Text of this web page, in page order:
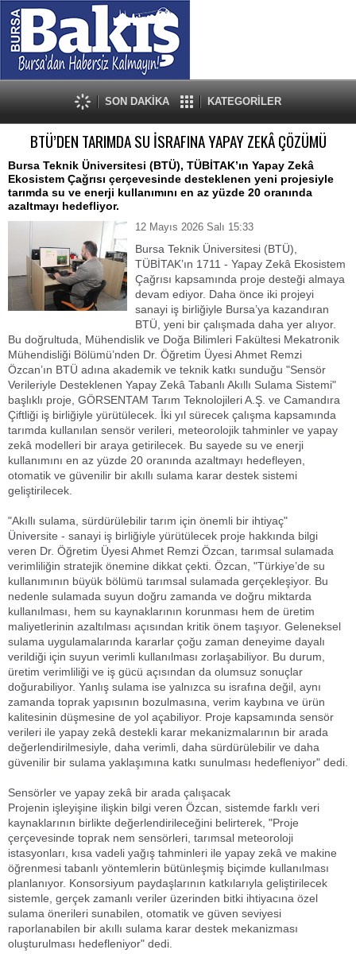
SON DAKİKA KATEGORİLER
BTÜ’DEN TARIMDA SU İSRAFINA YAPAY ZEKÂ ÇÖZÜMÜ
Bursa Teknik Üniversitesi (BTÜ), TÜBİTAK’ın Yapay Zekâ
Ekosistem Çağrısı çerçevesinde desteklenen yeni projesiyle
tarımda su ve enerji kullanımını en az yüzde 20 oranında
azaltmayı hedefliyor.
12 Mayıs 2026 Salı 15:33
Bursa Teknik Üniversitesi (BTÜ),
TÜBİTAK’ın 1711 - Yapay Zekâ Ekosistem
Çağrısı kapsamında proje desteği almaya
devam ediyor. Daha önce iki projeyi
sanayi iş birliğiyle Bursa’ya kazandıran
BTÜ, yeni bir çalışmada daha yer alıyor.
Bu doğrultuda, Mühendislik ve Doğa Bilimleri Fakültesi Mekatronik
Mühendisliği Bölümü’nden Dr. Öğretim Üyesi Ahmet Remzi
Özcan’ın BTÜ adına akademik ve teknik katkı sunduğu "Sensör
Verileriyle Desteklenen Yapay Zekâ Tabanlı Akıllı Sulama Sistemi"
başlıklı proje, GÖRSENTAM Tarım Teknolojileri A.Ş. ve Camandıra
Çiftliği iş birliğiyle yürütülecek. İki yıl sürecek çalışma kapsamında
tarımda kullanılan sensör verileri, meteorolojik tahminler ve yapay
zekâ modelleri bir araya getirilecek. Bu sayede su ve enerji
kullanımını en az yüzde 20 oranında azaltmayı hedefleyen,
otomatik ve güvenilir bir akıllı sulama karar destek sistemi
geliştirilecek.
"Akıllı sulama, sürdürülebilir tarım için önemli bir ihtiyaç"
Üniversite - sanayi iş birliğiyle yürütülecek proje hakkında bilgi
veren Dr. Öğretim Üyesi Ahmet Remzi Özcan, tarımsal sulamada
verimliliğin stratejik önemine dikkat çekti. Özcan, "Türkiye’de su
kullanımının büyük bölümü tarımsal sulamada gerçekleşiyor. Bu
nedenle sulamada suyun doğru zamanda ve doğru miktarda
kullanılması, hem su kaynaklarının korunması hem de üretim
maliyetlerinin azaltılması açısından kritik önem taşıyor. Geleneksel
sulama uygulamalarında kararlar çoğu zaman deneyime dayalı
verildiği için suyun verimli kullanılması zorlaşabiliyor. Bu durum,
üretim verimliliği ve iş gücü açısından da olumsuz sonuçlar
doğurabiliyor. Yanlış sulama ise yalnızca su israfına değil, aynı
zamanda toprak yapısının bozulmasına, verim kaybına ve ürün
kalitesinin düşmesine de yol açabiliyor. Proje kapsamında sensör
verileri ile yapay zekâ destekli karar mekanizmalarının bir arada
değerlendirilmesiyle, daha verimli, daha sürdürülebilir ve daha
güvenilir bir sulama yaklaşımına katkı sunulması hedefleniyor" dedi.
Sensörler ve yapay zekâ bir arada çalışacak
Projenin işleyişine ilişkin bilgi veren Özcan, sistemde farklı veri
kaynaklarının birlikte değerlendirileceğini belirterek, "Proje
çerçevesinde toprak nem sensörleri, tarımsal meteoroloji
istasyonları, kısa vadeli yağış tahminleri ile yapay zekâ ve makine
öğrenmesi tabanlı yöntemlerin bütünleşmiş biçimde kullanılması
planlanıyor. Konsorsiyum paydaşlarının katkılarıyla geliştirilecek
sistemle, gerçek zamanlı veriler üzerinden bitki ihtiyacına özel
sulama önerileri sunabilen, otomatik ve güven seviyesi
raporlanabilen bir akıllı sulama karar destek mekanizması
oluşturulması hedefleniyor" dedi.